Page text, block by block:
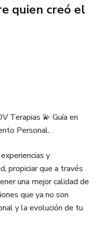
quien creó el
Terapias 💫 Guía en
Personal.
y
propiciar que a través
una mejor calidad de
que ya no son
y la evolución de tu